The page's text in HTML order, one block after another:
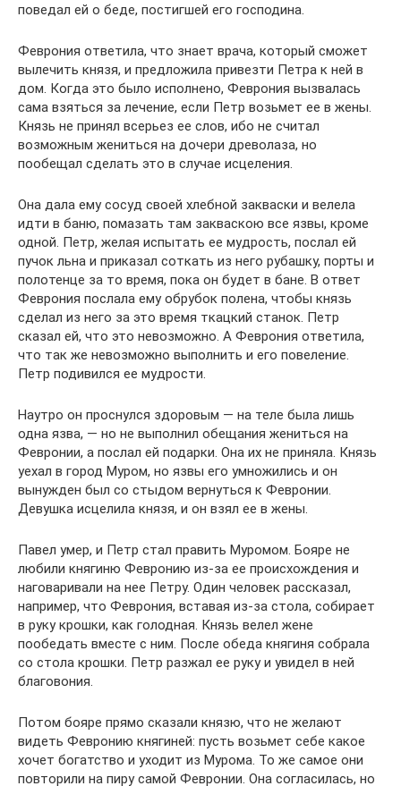
поведал ей о беде, постигшей его господина.
Феврония ответила, что знает врача, который сможет
вылечить князя, и предложила привезти Петра к ней в
дом. Когда это было исполнено, Феврония вызвалась
сама взяться за лечение, если Петр возьмет ее в жены.
Князь не принял всерьез ее слов, ибо не считал
возможным жениться на дочери древолаза, но
пообещал сделать это в случае исцеления.
Она дала ему сосуд своей хлебной закваски и велела
идти в баню, помазать там закваскою все язвы, кроме
одной. Петр, желая испытать ее мудрость, послал ей
пучок льна и приказал соткать из него рубашку, порты и
полотенце за то время, пока он будет в бане. В ответ
Феврония послала ему обрубок полена, чтобы князь
сделал из него за это время ткацкий станок. Петр
сказал ей, что это невозможно. А Феврония ответила,
что так же невозможно выполнить и его повеление.
Петр подивился ее мудрости.
Наутро он проснулся здоровым — на теле была лишь
одна язва, — но не выполнил обещания жениться на
Февронии, а послал ей подарки. Она их не приняла. Князь
уехал в город Муром, но язвы его умножились и он
вынужден был со стыдом вернуться к Февронии.
Девушка исцелила князя, и он взял ее в жены.
Павел умер, и Петр стал править Муромом. Бояре не
любили княгиню Февронию из-за ее происхождения и
наговаривали на нее Петру. Один человек рассказал,
например, что Феврония, вставая из-за стола, собирает
в руку крошки, как голодная. Князь велел жене
пообедать вместе с ним. После обеда княгиня собрала
со стола крошки. Петр разжал ее руку и увидел в ней
благовония.
Потом бояре прямо сказали князю, что не желают
видеть Февронию княгиней: пусть возьмет себе какое
хочет богатство и уходит из Мурома. То же самое они
повторили на пиру самой Февронии. Она согласилась, но